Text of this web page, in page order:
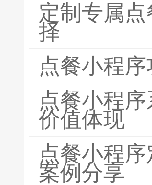
定制专属
择
点餐小程
点餐小程
价值体现
点餐小程
案例分享